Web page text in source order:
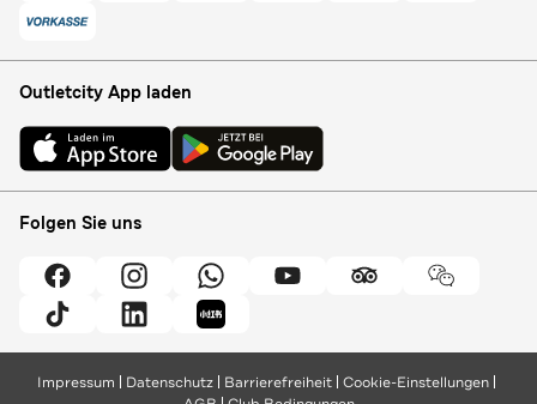
Outletcity App laden
Folgen Sie uns
Impressum Datenschutz Barrierefreiheit Cookie-Einstellungen